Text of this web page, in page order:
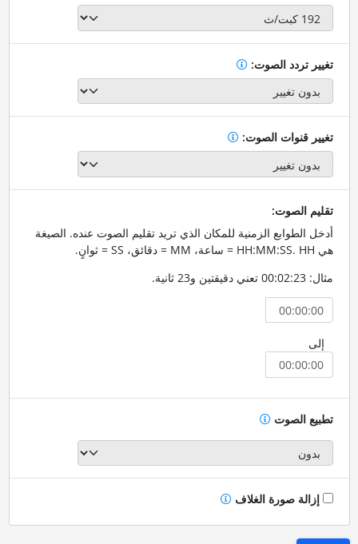
تغيير تردد الصوت:
تغيير قنوات الصوت:
تقليم الصوت:
أدخل الطوابع الزمنية للمكان الذي تريد تقليم الصوت عنده. الصيغة
هي HH:MM:SS. HH = ساعة، MM = دقائق، SS = ثوانٍ.
مثال: 00:02:23 تعني دقيقتين و23 ثانية.
إلى
تطبيع الصوت
إزالة صورة الغلاف